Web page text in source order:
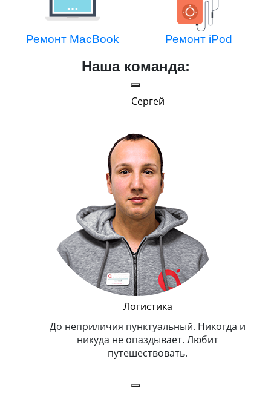
Ремонт MacBook Ремонт iPod
Наша команда:
Сергей
Логистика
До неприличия пунктуальный. Никогда и
никуда не опаздывает. Любит
путешествовать.